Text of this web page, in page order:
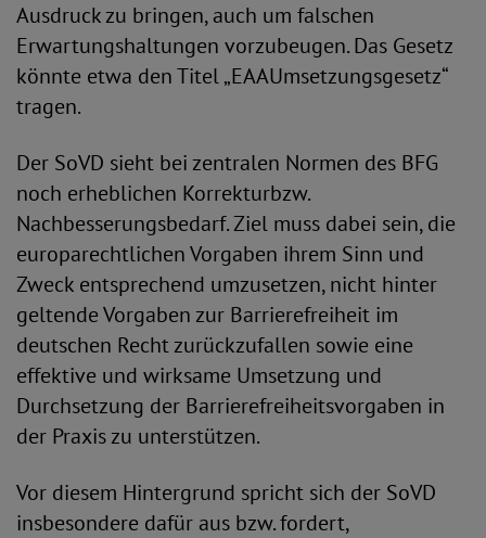
Ausdruck zu bringen, auch um falschen
Erwartungshaltungen vorzubeugen. Das Gesetz
könnte etwa den Titel „EAAUmsetzungsgesetz“
tragen.
Der SoVD sieht bei zentralen Normen des BFG
noch erheblichen Korrekturbzw.
Nachbesserungsbedarf. Ziel muss dabei sein, die
europarechtlichen Vorgaben ihrem Sinn und
Zweck entsprechend umzusetzen, nicht hinter
geltende Vorgaben zur Barrierefreiheit im
deutschen Recht zurückzufallen sowie eine
effektive und wirksame Umsetzung und
Durchsetzung der Barrierefreiheitsvorgaben in
der Praxis zu unterstützen.
Vor diesem Hintergrund spricht sich der SoVD
insbesondere dafür aus bzw. fordert,